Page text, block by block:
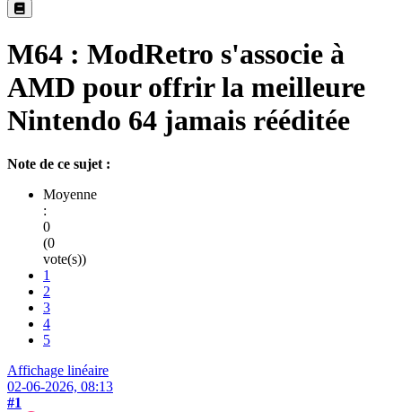
M64 : ModRetro s'associe à
AMD pour offrir la meilleure
Nintendo 64 jamais rééditée
Note de ce sujet :
Moyenne
:
0
(0
vote(s))
1
2
3
4
5
Affichage linéaire
02-06-2026, 08:13
#1